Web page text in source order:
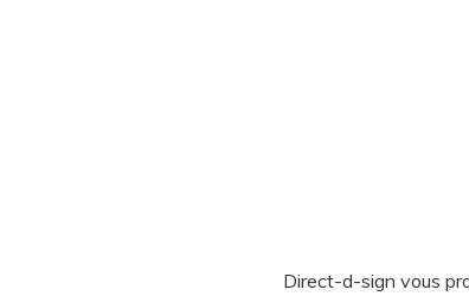
Direct-d-sign vous